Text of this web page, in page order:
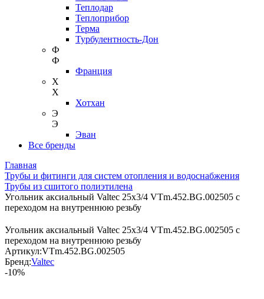
Теплодар
Теплоприбор
Терма
Турбулентность-Дон
Ф
Ф
Франция
Х
Х
Хотхан
Э
Э
Эван
Все бренды
Главная
Трубы и фитинги для систем отопления и водоснабжения
Трубы из сшитого полиэтилена
Угольник аксиальный Valtec 25х3/4 VTm.452.BG.002505 с
переходом на внутреннюю резьбу
Угольник аксиальный Valtec 25х3/4 VTm.452.BG.002505 с
переходом на внутреннюю резьбу
Артикул:VTm.452.BG.002505
Бренд:Valtec
-10%